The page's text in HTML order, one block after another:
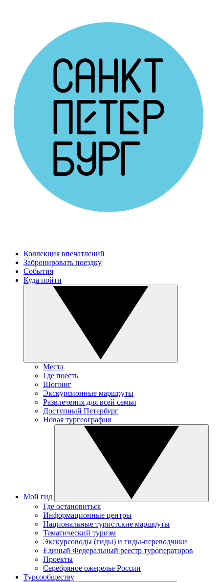
Коллекция впечатлений
Забронировать поездку
События
Куда пойти
Места
Где поесть
Шопинг
Экскурсионные маршруты
Развлечения для всей семьи
Доступный Петербург
Новая тургеография
Мой гид
Где остановиться
Информационные центры
Национальные туристские маршруты
Тематический туризм
Экскурсоводы (гиды) и гиды-переводчики
Единый Федеральный реестр туроператоров
Проекты
Серебряное ожерелье России
Турсообществу